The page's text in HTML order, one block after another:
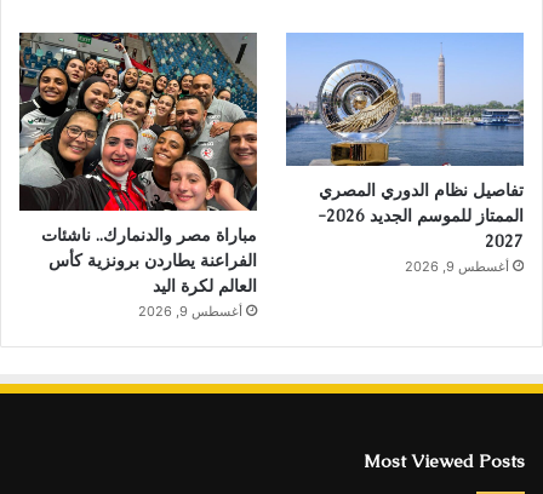
تفاصيل نظام الدوري المصري
الممتاز للموسم الجديد 2026-
2027
أغسطس 9, 2026
مباراة مصر والدنمارك.. ناشئات
الفراعنة يطاردن برونزية كأس
العالم لكرة اليد
أغسطس 9, 2026
Most Viewed Posts